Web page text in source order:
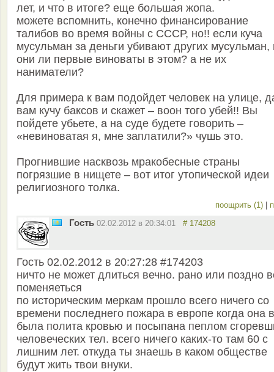
лет, и что в итоге? еще большая жопа.
можете вспомнить, конечно финансирование
талибов во время войны с СССР, но!! если куча
мусульман за деньги убивают других мусульман,
они ли первые виноваты в этом? а не их
наниматели?
Для примера к вам подойдет человек на улице,
вам кучу баксов и скажет – воон того убей!! Вы
пойдете убьете, а на суде будете говорить –
«невиноватая я, мне заплатили?» чушь это.
Прогнившие насквозь мракобесные страны
погрязшие в нищете – вот итог утопической идеи
религиозного толка.
поощрить (1)
Гость 02.02.2012 в 20:34:01 # 174208
Гость 02.02.2012 в 20:27:28 #174203
ничто не может длиться вечно. рано или поздно
поменяеться
по историческим меркам прошло всего ничего со
времени последнего пожара в европе когда она
была полита кровью и посыпана пеплом
человеческих тел. всего ничего каких-то там 60 с
лишним лет. откуда ты знаешь в каком обществе
будут жить твои внуки.